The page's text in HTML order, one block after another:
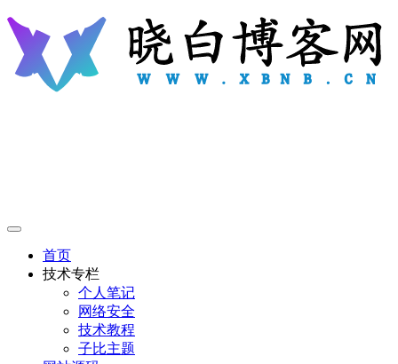
首页
技术专栏
个人笔记
网络安全
技术教程
子比主题